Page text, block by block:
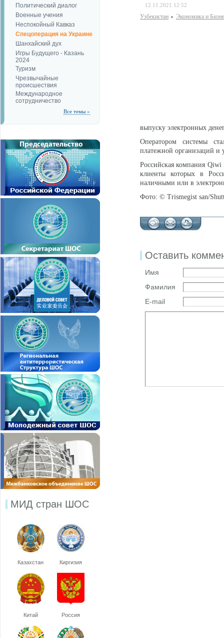
Политический диалог
Военные учения
Неспокойный Кавказ
Спецоперация на Украине
Шанхайский дух
Игры Будущего - Казань
2024
Туризм
Чрезвычайные
происшествия
Международное
сотрудничество
Все темы »
МИД стран ШОС
Казахстан Киргизия
Китай Россия
12.11.2021 12:52
Узбекистан Экономика и
выпуску электронных
Оператором системы
платежной организаций и
Российская компания
клиенты которых в
наличными или в
Фото: © Trismegist san/
Оставить
Имя
Фамилия
E-mail